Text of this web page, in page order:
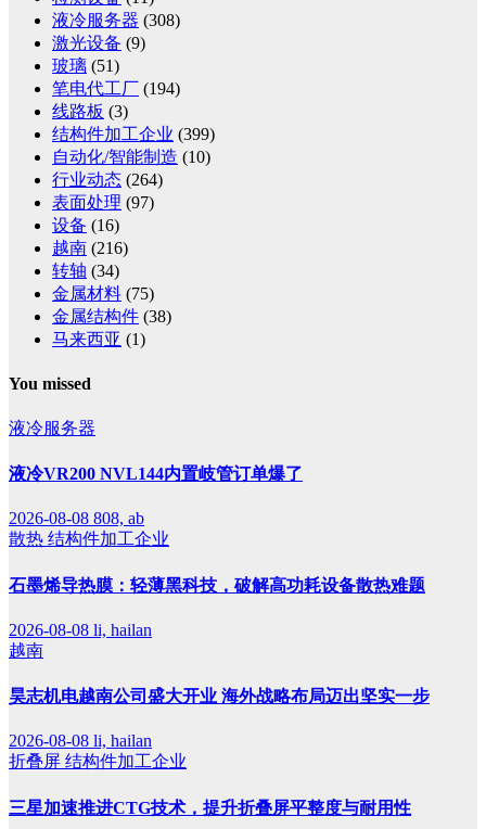
液冷服务器 (308)
激光设备 (9)
玻璃 (51)
笔电代工厂 (194)
线路板 (3)
结构件加工企业 (399)
自动化/智能制造 (10)
行业动态 (264)
表面处理 (97)
设备 (16)
越南 (216)
转轴 (34)
金属材料 (75)
金属结构件 (38)
马来西亚 (1)
You missed
液冷服务器
液冷VR200 NVL144内置岐管订单爆了
2026-08-08 808, ab
散热 结构件加工企业
石墨烯导热膜：轻薄黑科技，破解高功耗设备散热难题
2026-08-08 li, hailan
越南
昊志机电越南公司盛大开业 海外战略布局迈出坚实一步
2026-08-08 li, hailan
折叠屏 结构件加工企业
三星加速推进CTG技术，提升折叠屏平整度与耐用性